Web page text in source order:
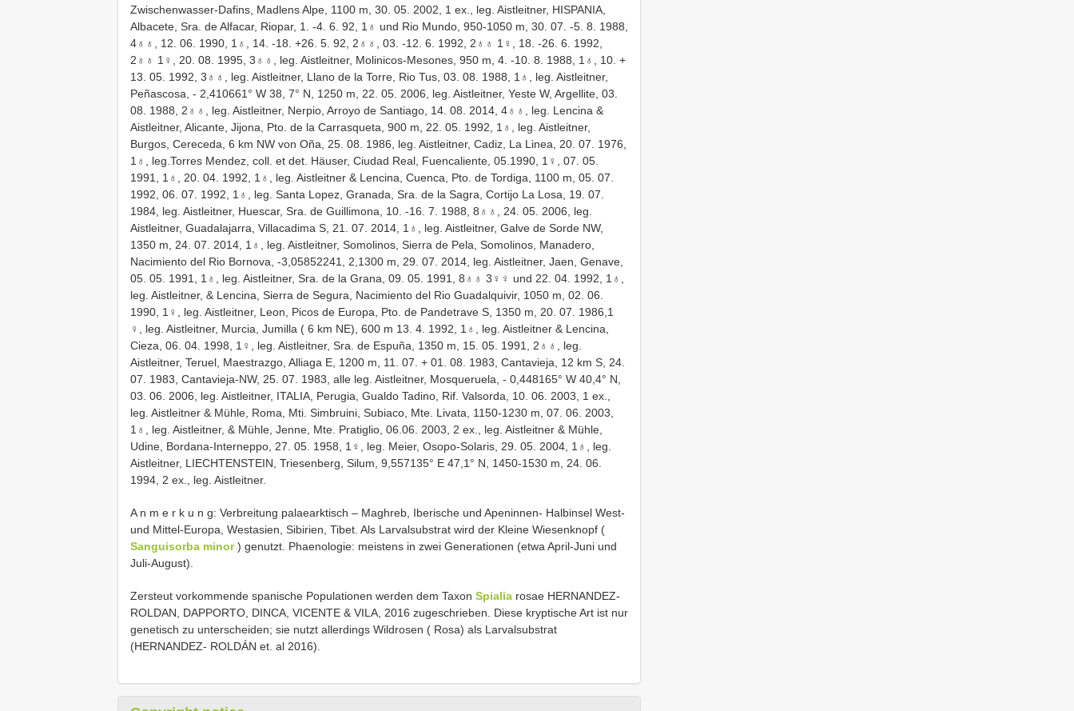
Zwischenwasser-Dafins, Madlens Alpe, 1100 m, 30. 05. 2002, 1 ex., leg. Aistleitner, HISPANIA,
Albacete, Sra. de Alfacar, Riopar, 1. -4. 6. 92, 1♁ und Rio Mundo, 950-1050 m, 30. 07. -5. 8. 1988,
4♁♁, 12. 06. 1990, 1♁, 14. -18. +26. 5. 92, 2♁♁, 03. -12. 6. 1992, 2♁♁ 1♀, 18. -26. 6. 1992,
2♁♁ 1♀, 20. 08. 1995, 3♁♁, leg. Aistleitner, Molinicos-Mesones, 950 m, 4. -10. 8. 1988, 1♁, 10. +
13. 05. 1992, 3♁♁, leg. Aistleitner, Llano de la Torre, Rio Tus, 03. 08. 1988, 1♁, leg. Aistleitner,
Peñascosa, - 2,410661° W 38, 7° N, 1250 m, 22. 05. 2006, leg. Aistleitner, Yeste W, Argellite, 03.
08. 1988, 2♁♁, leg. Aistleitner, Nerpio, Arroyo de Santiago, 14. 08. 2014, 4♁♁, leg. Lencina &
Aistleitner, Alicante, Jijona, Pto. de la Carrasqueta, 900 m, 22. 05. 1992, 1♁, leg. Aistleitner,
Burgos, Cereceda, 6 km NW von Oña, 25. 08. 1986, leg. Aistleitner, Cadiz, La Linea, 20. 07. 1976,
1♁, leg.Torres Mendez, coll. et det. Häuser, Ciudad Real, Fuencaliente, 05.1990, 1♀, 07. 05.
1991, 1♁, 20. 04. 1992, 1♁, leg. Aistleitner & Lencina, Cuenca, Pto. de Tordiga, 1100 m, 05. 07.
1992, 06. 07. 1992, 1♁, leg. Santa Lopez, Granada, Sra. de la Sagra, Cortijo La Losa, 19. 07.
1984, leg. Aistleitner, Huescar, Sra. de Guillimona, 10. -16. 7. 1988, 8♁♁, 24. 05. 2006, leg.
Aistleitner, Guadalajarra, Villacadima S, 21. 07. 2014, 1♁, leg. Aistleitner, Galve de Sorde NW,
1350 m, 24. 07. 2014, 1♁, leg. Aistleitner, Somolinos, Sierra de Pela, Somolinos, Manadero,
Nacimiento del Rio Bornova, -3,05852241, 2,1300 m, 29. 07. 2014, leg. Aistleitner, Jaen, Genave,
05. 05. 1991, 1♁, leg. Aistleitner, Sra. de la Grana, 09. 05. 1991, 8♁♁ 3♀♀ und 22. 04. 1992, 1♁,
leg. Aistleitner, & Lencina, Sierra de Segura, Nacimiento del Rio Guadalquivir, 1050 m, 02. 06.
1990, 1♀, leg. Aistleitner, Leon, Picos de Europa, Pto. de Pandetrave S, 1350 m, 20. 07. 1986,1
♀, leg. Aistleitner, Murcia, Jumilla ( 6 km NE), 600 m 13. 4. 1992, 1♁, leg. Aistleitner & Lencina,
Cieza, 06. 04. 1998, 1♀, leg. Aistleitner, Sra. de Espuña, 1350 m, 15. 05. 1991, 2♁♁, leg.
Aistleitner, Teruel, Maestrazgo, Alliaga E, 1200 m, 11. 07. + 01. 08. 1983, Cantavieja, 12 km S, 24.
07. 1983, Cantavieja-NW, 25. 07. 1983, alle leg. Aistleitner, Mosqueruela, - 0,448165° W 40,4° N,
03. 06. 2006, leg. Aistleitner, ITALIA, Perugia, Gualdo Tadino, Rif. Valsorda, 10. 06. 2003, 1 ex.,
leg. Aistleitner & Mühle, Roma, Mti. Simbruini, Subiaco, Mte. Livata, 1150-1230 m, 07. 06. 2003,
1♁, leg. Aistleitner, & Mühle, Jenne, Mte. Pratiglio, 06.06. 2003, 2 ex., leg. Aistleitner & Mühle,
Udine, Bordana-Interneppo, 27. 05. 1958, 1♀, leg. Meier, Osopo-Solaris, 29. 05. 2004, 1♁, leg.
Aistleitner, LIECHTENSTEIN, Triesenberg, Silum, 9,557135° E 47,1° N, 1450-1530 m, 24. 06.
1994, 2 ex., leg. Aistleitner.
A n m e r k u n g: Verbreitung palaearktisch – Maghreb, Iberische und Apeninnen- Halbinsel West-
und Mittel-Europa, Westasien, Sibirien, Tibet. Als Larvalsubstrat wird der Kleine Wiesenknopf (
Sanguisorba minor) genutzt. Phaenologie: meistens in zwei Generationen (etwa April-Juni und
Juli-August).
Zersteut vorkommende spanische Populationen werden dem Taxon Spialia rosae HERNANDEZ-
ROLDAN, DAPPORTO, DINCA, VICENTE & VILA, 2016 zugeschrieben. Diese kryptische Art ist nur
genetisch zu unterscheiden; sie nutzt allerdings Wildrosen ( Rosa) als Larvalsubstrat
(HERNANDEZ- ROLDÁN et. al 2016).